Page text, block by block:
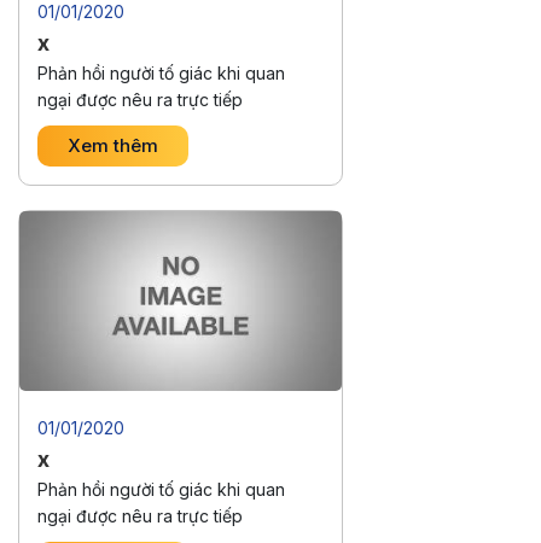
01/01/2020
x
Phản hồi người tố giác khi quan
ngại được nêu ra trực tiếp
Xem thêm
01/01/2020
x
Phản hồi người tố giác khi quan
ngại được nêu ra trực tiếp